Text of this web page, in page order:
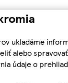
ukladáme
alebo
údaje o